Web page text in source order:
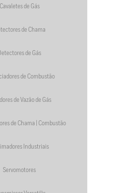
Cavaletes de Gás
de Chama
de Gás
de Combustão
de Vazão de Gás
de Chama | Combustão
Industriais
Servomotores